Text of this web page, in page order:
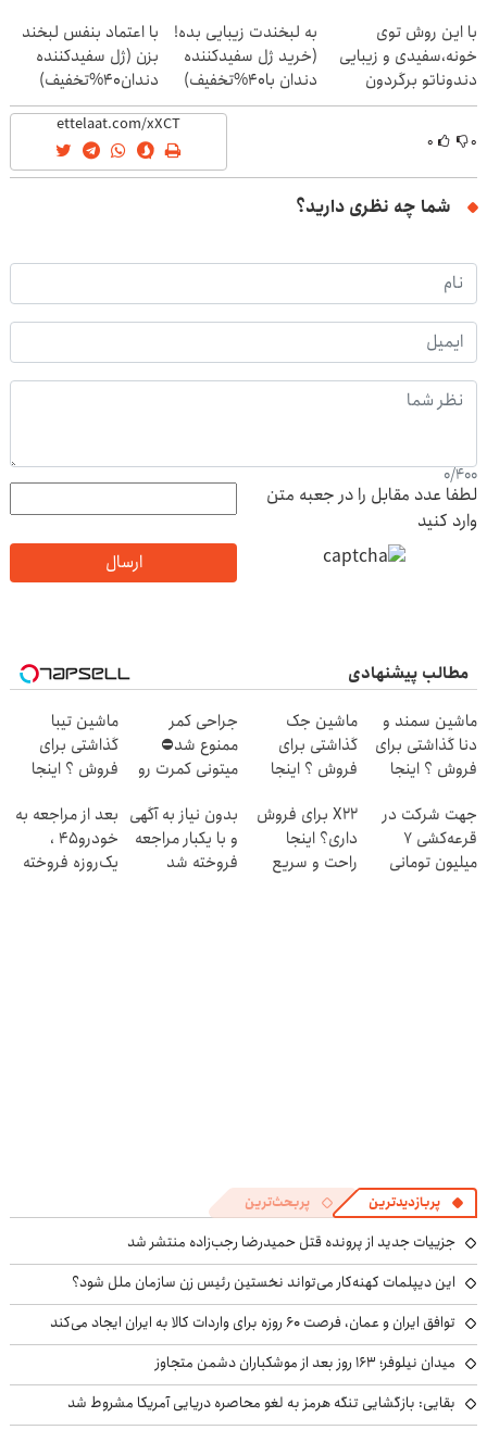
با این روش توی
خونه،سفیدی و زیبایی
دندوناتو برگردون
(40%off)
به لبخندت زیبایی بده!
(خرید ژل سفیدکننده
دندان با40%تخفیف)
با اعتماد بنفس لبخند
بزن (ژل سفیدکننده
دندان40%تخفیف)
۰ ۰
شما چه نظری دارید؟
0/400
لطفا عدد مقابل را در جعبه متن
وارد کنید
ارسال
مطالب پیشنهادی
ماشین سمند و
دنا گذاشتی برای
فروش ؟ اینجا
بفروش
ماشین جک
گذاشتی برای
فروش ؟ اینجا
بفروش
جراحی کمر
ممنوع شد⛔
میتونی کمرت رو
کنی! 👈🏻
پرسش‌نامه
ماشین تیبا
گذاشتی برای
فروش ؟ اینجا
بفروش
جهت شرکت در
قرعه‌کشی ۷
میلیون تومانی
X22 برای فروش
داری؟ اینجا
راحت و سریع
بدون نیاز به آگهی
و با یکبار مراجعه
فروخته شد
بعد از مراجعه به
خودرو45 ،
یک‌روزه فروخته
پربازدیدترین پربحث‌ترین
جزییات جدید از پرونده قتل حمیدرضا رجب‌زاده منتشر شد
این دیپلمات کهنه‌کار می‌تواند نخستین رئیس زن سازمان ملل شود؟
توافق ایران و عمان، فرصت ۶۰ روزه برای واردات کالا به ایران ایجاد می‌کند
میدان نیلوفر؛ ۱۶۳ روز بعد از موشکباران دشمن متجاوز
بقایی: بازگشایی تنگه هرمز به لغو محاصره دریایی آمریکا مشروط شد